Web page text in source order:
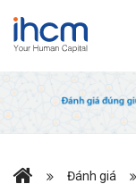
Đánh giá